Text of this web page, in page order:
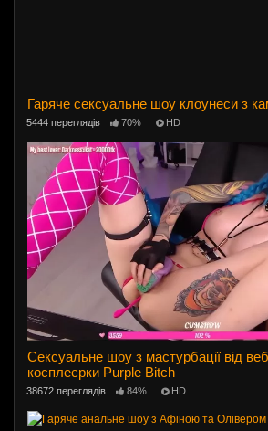
Гаряче сексуальне шоу клоунеси з
5444 переглядів 70% HD
Сексуальне шоу з мастурбації від
косплеєрки Purple Bitch
38672 переглядів 84% HD